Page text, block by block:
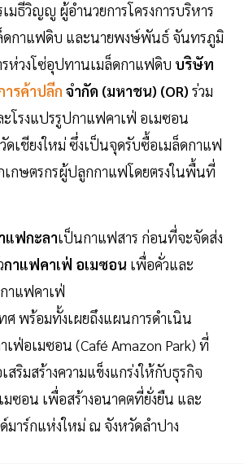
มธีวิญญู ผู้อำนวยการโครงการบริหาร
ดกาแฟดิบ และนายพงษ์พันธ์ จันทรภูมิ
ห่วงโซ่อุปทานเมล็ดกาแฟดิบ บริษัท
รค้าปลีก จำกัด (มหาชน) (OR) ร่วม
โรงแปรรูปกาแฟคาเฟ่ อเมซอน
ดเชียงใหม่ ซึ่งเป็นจุดรับซื้อเมล็ดกาแฟ
เกษตรกรผู้ปลูกกาแฟโดยตรงในพื้นที่
แฟกะลาเป็นกาแฟสาร ก่อนที่จะจัดส่ง
กาแฟคาเฟ่ อเมซอน เพื่อคั่วและ
าแฟคาเฟ่
ศ พร้อมทั้งเผยถึงแผนการดำเนิน
เฟ่อเมซอน (Café Amazon Park) ที่
สริมสร้างความแข็งแกร่งให้กับธุรกิจ
ซอน เพื่อสร้างอนาคตที่ยั่งยืน และ
มาร์กแห่งใหม่ ณ จังหวัดลำปาง